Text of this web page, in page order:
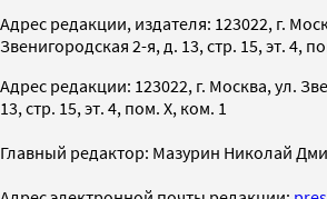
Адрес редакции, издателя: 123022, г.
Звенигородская 2-я, д. 13, стр. 15, эт. 4,
Адрес редакции: 123022, г. Москва, ул.
13, стр. 15, эт. 4, пом. X, ком. 1
Главный редактор: Мазурин Николай